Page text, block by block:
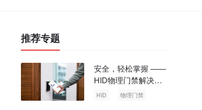
推荐专题
安全，轻松掌握 ——
HID物理门禁解决方
案，启动智慧安全新
HID 物理门禁